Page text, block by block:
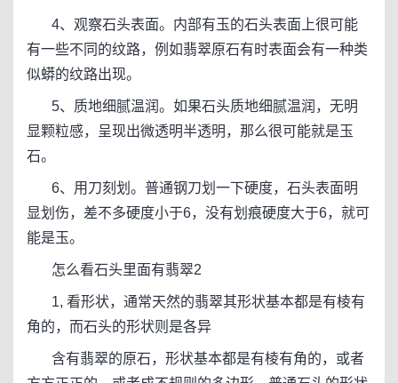
4、观察石头表面。内部有玉的石头表面上很可能
有一些不同的纹路，例如翡翠原石有时表面会有一种类
似蟒的纹路出现。
5、质地细腻温润。如果石头质地细腻温润，无明
显颗粒感，呈现出微透明半透明，那么很可能就是玉
石。
6、用刀刻划。普通钢刀划一下硬度，石头表面明
显划伤，差不多硬度小于6，没有划痕硬度大于6，就可
能是玉。
怎么看石头里面有翡翠2
1, 看形状，通常天然的翡翠其形状基本都是有棱有
角的，而石头的形状则是各异
含有翡翠的原石，形状基本都是有棱有角的，或者